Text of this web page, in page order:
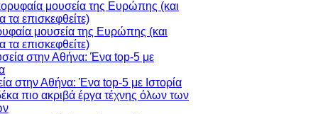
μουσεία της Ευρώπης (και
τα επισκεφθείτε)
στην Αθήνα: Ένα top-5 με Ιστορία